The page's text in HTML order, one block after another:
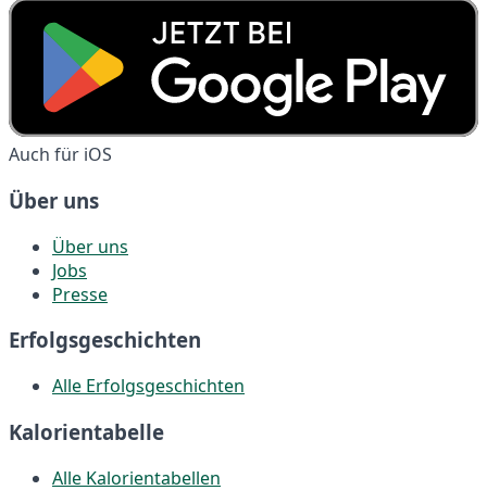
Auch für iOS
Über uns
Über uns
Jobs
Presse
Erfolgsgeschichten
Alle Erfolgsgeschichten
Kalorientabelle
Alle Kalorientabellen